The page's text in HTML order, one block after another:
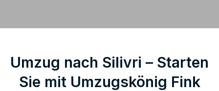
Umzug nach Silivri – Starten
Sie mit Umzugskönig Fink